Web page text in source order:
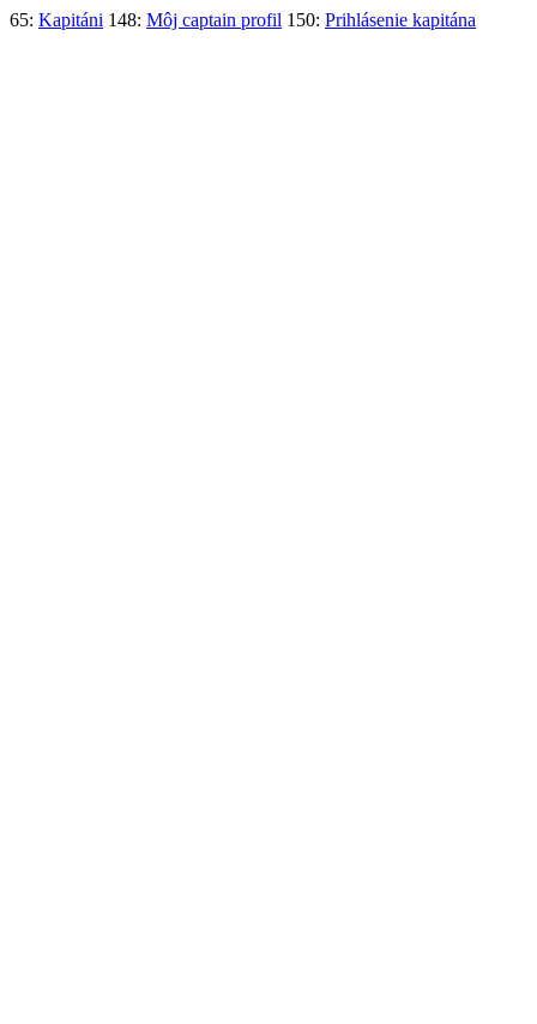
65: Kapitáni 148: Môj captain profil 150: Prihlásenie kapitána